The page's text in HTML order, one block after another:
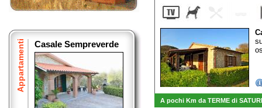
Appartamenti Casale Sempreverde
A pochi Km da TERME di